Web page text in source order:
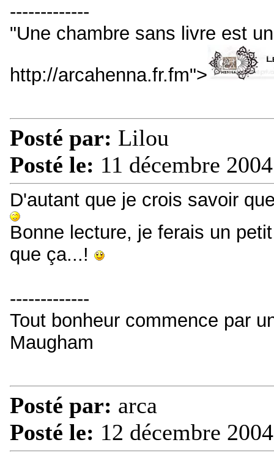
-------------
"Une chambre sans livre est
http://arcahenna.fr.fm">
Posté par: Lilou
Posté le: 11 décembre
D'autant que je crois savoir
Bonne lecture, je ferais un
que ça...!
-------------
Tout bonheur commence par
Maugham
Posté par: arca
Posté le: 12 décembre